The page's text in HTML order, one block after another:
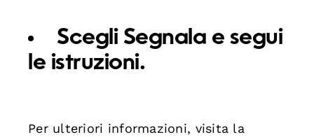
Scegli Segnala e segui
le istruzioni.
Per ulteriori informazioni, visita la